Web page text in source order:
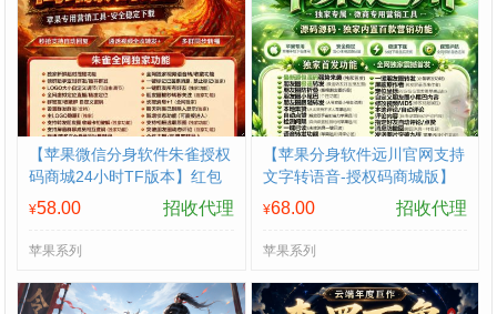
【苹果微信分身软件朱雀授权
码商城24小时TF版本】红包
转账字体主题支持修改步数-
¥58.00 招收代理
苹果系列
【苹果分身软件远川官网支持
文字转语音-授权码商城版】
支持群内加好友
¥68.00 招收代理
苹果系列